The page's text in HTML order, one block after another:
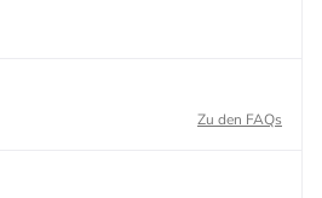
Zu den FAQs